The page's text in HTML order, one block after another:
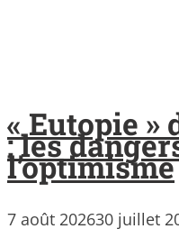
« Eutopie »
: les
l’optimisme
7 août 202630 juillet